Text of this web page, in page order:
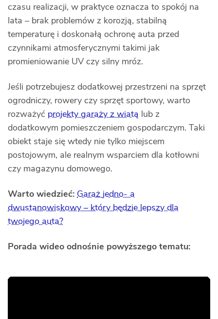
czasu realizacji, w praktyce oznacza to spokój na
lata – brak problemów z korozją, stabilną
temperaturę i doskonałą ochronę auta przed
czynnikami atmosferycznymi takimi jak
promieniowanie UV czy silny mróz.
Jeśli potrzebujesz dodatkowej przestrzeni na sprzęt
ogrodniczy, rowery czy sprzęt sportowy, warto
rozważyć projekty garaży z wiatą lub z
dodatkowym pomieszczeniem gospodarczym. Taki
obiekt staje się wtedy nie tylko miejscem
postojowym, ale realnym wsparciem dla kotłowni
czy magazynu domowego.
Warto wiedzieć: Garaż jedno- a
dwustanowiskowy – który będzie lepszy dla
twojego auta?
Porada wideo odnośnie powyższego tematu: